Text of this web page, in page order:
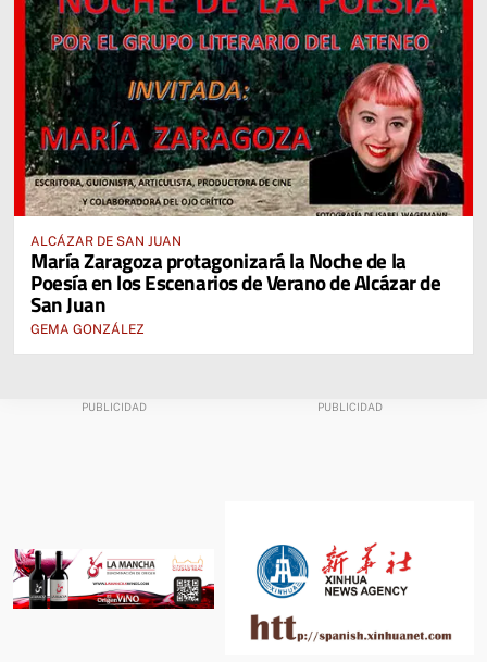
ALCÁZAR DE SAN JUAN
María Zaragoza protagonizará la Noche de la
Poesía en los Escenarios de Verano de Alcázar de
San Juan
GEMA GONZÁLEZ